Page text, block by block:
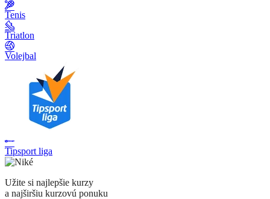
Tenis
Triatlon
Volejbal
Tipsport liga
Užite si najlepšie kurzy
a najširšiu kurzovú ponuku